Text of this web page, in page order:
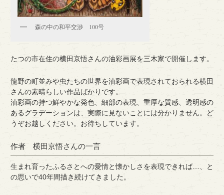
森の中の和平交渉 100号
たつの市在住の横田京悟さんの油彩画展を三木家で開催します。
龍野の町並みや虫たちの世界を油彩画で表現されておられる横田
さんの素晴らしい作品ばかりです。
油彩画の持つ鮮やかな発色、細部の表現、重厚な質感、透明感の
あるグラデーションは、実際に見ないことには分かりません。ど
うぞお越しください。お待ちしています。
作者 横田京悟さんの一言
生まれ育ったふるさとへの愛情と懐かしさを表現できれば…、と
の思いで40年間描き続けてきました。